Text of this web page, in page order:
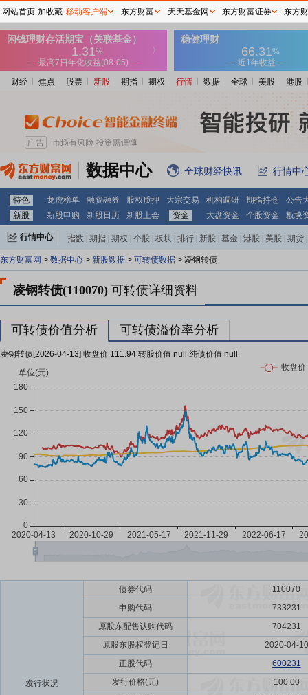
财经 焦点 股票 新股 期指 期权 行情 数据 全球 美股 港股
数据中心 全球财经快讯 行情中
特色 龙虎榜单 融资融券 股权质押 大宗交易 机构调研 期指持仓
公告
新股
新股申购 新股日历 新股上会 资金 大盘资金 个股资金 板块
行情中心 指数 期指 期权 个股 板块 排行 新股 基金 港股 美股 期货
东方财富网 > 数据中心 > 新股数据 > 可转债数据 > 凌钢转债
凌钢转债(110070) 可转债详细资料
可转债价值分析 可转债溢价率分析
凌钢转债[2026-04-13] 收盘价 111.94 转股价值 null 纯债价值 null
发行状况
债券代码
110070
申购代码
733231
原股东配售认购代码
704231
原股东股权登记日
2020-04-10
正股代码
600231
发行价格(元)
100.00
网站首页 加收藏 移动客户端 东方财富 天天基金网 东方财富证券 东方